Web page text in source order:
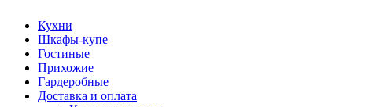
Кухни
Шкафы-купе
Гостиные
Прихожие
Гардеробные
Доставка и оплата